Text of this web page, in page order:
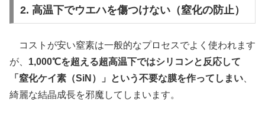
2. 高温下でウエハを傷つけない（窒化の防止）
コストが安い窒素は一般的なプロセスでよく使われます
が、 1,000℃を超える超高温下ではシリコンと反応して
「窒化ケイ素（SiN）」という不要な膜を作ってしまい
綺麗な結晶成長を邪魔してしまいます。